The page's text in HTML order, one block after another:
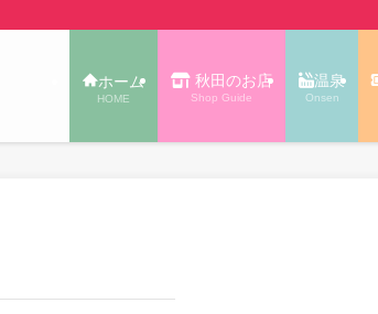
ご紹介！ | あきた TOWN WALK あっぷる｜秋田タウン情報
ホーム
HOME
秋田のお店
Shop Guide
温泉
Onsen